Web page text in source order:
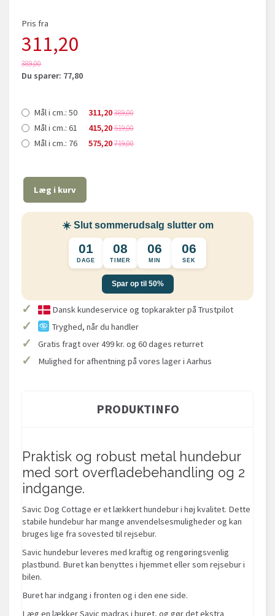
Pris fra
311,20
389,00
Du sparer: 77,80
Mål i cm.: 50 311,20389,00
Mål i cm.: 61 415,20519,00
Mål i cm.: 76 575,20719,00
Læg i kurv
☀️ Slut sommerudsalg slutter om
01
DAGE
08
TIMER
06
MIN
06
SEK
Spar op til 50%
✓ Dansk kundeservice og topkarakter på Trustpilot
✓ Tryghed, når du handler
✓ Gratis fragt over 499 kr. og 60 dages returret
✓ Mulighed for afhentning på vores lager i Aarhus
PRODUKTINFO
Praktisk og robust metal hundebur
med sort overfladebehandling og 2
indgange.
Savic Dog Cottage er et lækkert hundebur i høj kvalitet. Dette
stabile hundebur har mange anvendelsesmuligheder og kan
bruges lige fra sovested til rejsebur.
Savic hundebur leveres med kraftig og rengøringsvenlig
plastbund. Buret kan benyttes i hjemmet eller som rejsebur i
bilen.
Buret har indgang i fronten og i den ene side.
Læg en lækker Savic madras i buret, og gør det ekstra